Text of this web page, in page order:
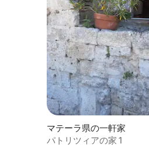
マテーラ県の一軒家
パトリツィアの家 1